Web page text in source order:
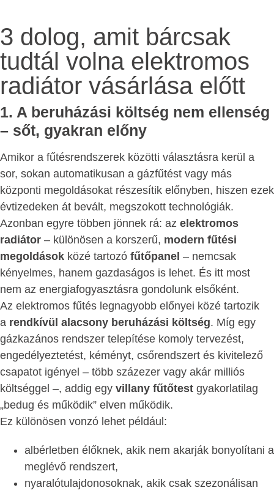
3 dolog, amit bárcsak
tudtál volna elektromos
radiátor vásárlása előtt
1. A beruházási költség nem ellenség
– sőt, gyakran előny
Amikor a fűtésrendszerek közötti választásra kerül a
sor, sokan automatikusan a gázfűtést vagy más
központi megoldásokat részesítik előnyben, hiszen ezek
évtizedeken át bevált, megszokott technológiák.
Azonban egyre többen jönnek rá: az elektromos
radiátor – különösen a korszerű, modern fűtési
megoldások közé tartozó fűtőpanel – nemcsak
kényelmes, hanem gazdaságos is lehet. És itt most
nem az energiafogyasztásra gondolunk elsőként.
Az elektromos fűtés legnagyobb előnyei közé tartozik
a rendkívül alacsony beruházási költség. Míg egy
gázkazános rendszer telepítése komoly tervezést,
engedélyeztetést, kéményt, csőrendszert és kivitelező
csapatot igényel – több százezer vagy akár milliós
költséggel –, addig egy villany fűtőtest gyakorlatilag
„bedug és működik” elven működik.
Ez különösen vonzó lehet például:
albérletben élőknek, akik nem akarják bonyolítani a
meglévő rendszert,
nyaralótulajdonosoknak, akik csak szezonálisan